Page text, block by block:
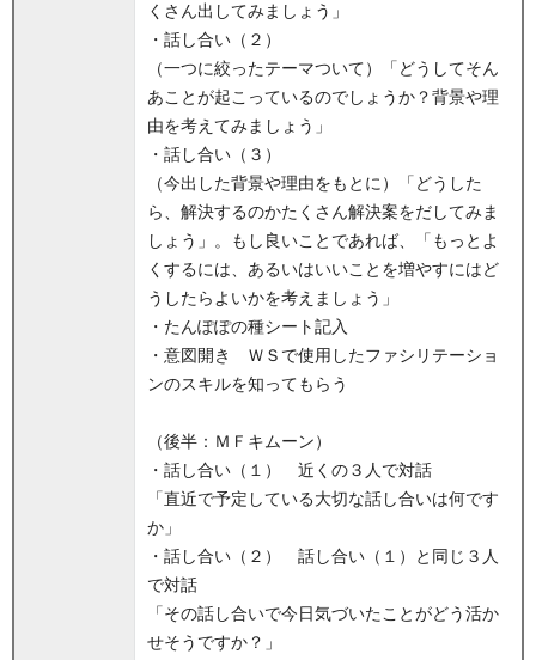
くさん出してみましょう」
・話し合い（２）
（一つに絞ったテーマついて）「どうしてそん
あことが起こっているのでしょうか？背景や理
由を考えてみましょう」
・話し合い（３）
（今出した背景や理由をもとに）「どうした
ら、解決するのかたくさん解決案をだしてみま
しょう」。もし良いことであれば、「もっとよ
くするには、あるいはいいことを増やすにはど
うしたらよいかを考えましょう」
・たんぽぽの種シート記入
・意図開き ＷＳで使用したファシリテーショ
ンのスキルを知ってもらう
（後半：ＭＦキムーン）
・話し合い（１） 近くの３人で対話
「直近で予定している大切な話し合いは何です
か」
・話し合い（２） 話し合い（１）と同じ３人
で対話
「その話し合いで今日気づいたことがどう活か
せそうですか？」